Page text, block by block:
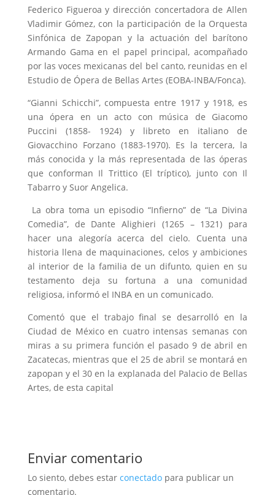
Federico Figueroa y dirección concertadora de Allen
Vladimir Gómez, con la participación de la Orquesta
Sinfónica de Zapopan y la actuación del barítono
Armando Gama en el papel principal, acompañado
por las voces mexicanas del bel canto, reunidas en el
Estudio de Ópera de Bellas Artes (EOBA-INBA/Fonca).
“Gianni Schicchi”, compuesta entre 1917 y 1918, es
una ópera en un acto con música de Giacomo
Puccini (1858- 1924) y libreto en italiano de
Giovacchino Forzano (1883-1970). Es la tercera, la
más conocida y la más representada de las óperas
que conforman Il Trittico (El tríptico), junto con Il
Tabarro y Suor Angelica.
La obra toma un episodio “Infierno” de “La Divina
Comedia”, de Dante Alighieri (1265 – 1321) para
hacer una alegoría acerca del cielo. Cuenta una
historia llena de maquinaciones, celos y ambiciones
al interior de la familia de un difunto, quien en su
testamento deja su fortuna a una comunidad
religiosa, informó el INBA en un comunicado.
Comentó que el trabajo final se desarrolló en la
Ciudad de México en cuatro intensas semanas con
miras a su primera función el pasado 9 de abril en
Zacatecas, mientras que el 25 de abril se montará en
zapopan y el 30 en la explanada del Palacio de Bellas
Artes, de esta capital
Enviar comentario
Lo siento, debes estar conectadopara publicar un
comentario.